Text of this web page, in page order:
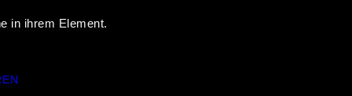
in ihrem Element.